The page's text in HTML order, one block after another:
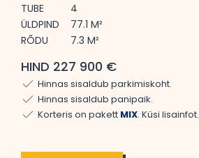
TUBE
4
ÜLDPIND
77.1 M²
RÕDU
7.3 M²
HIND 227 900 €
Hinnas sisaldub parkimiskoht.
Hinnas sisaldub panipaik.
Korteris on pakett MIX. Küsi lisainfot.